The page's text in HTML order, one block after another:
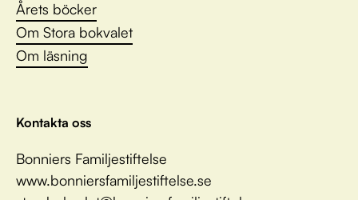
Årets böcker
Om Stora bokvalet
Om läsning
Kontakta oss
Bonniers Familjestiftelse
www.bonniersfamiljestiftelse.se